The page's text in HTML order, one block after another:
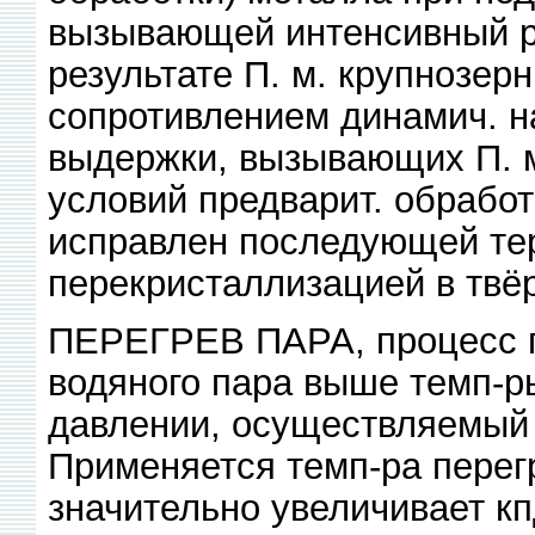
вызывающей интенсивный
результате П. м.
сопротивлением динамич.
выдержки, вызывающих П.
условий предварит.
исправлен последующей
перекристаллизацией в
ПЕРЕГРЕВ ПАРА, процесс
водяного пара выше темп-
давлении, осуществляемый
Применяется темп-ра
значительно увеличивает